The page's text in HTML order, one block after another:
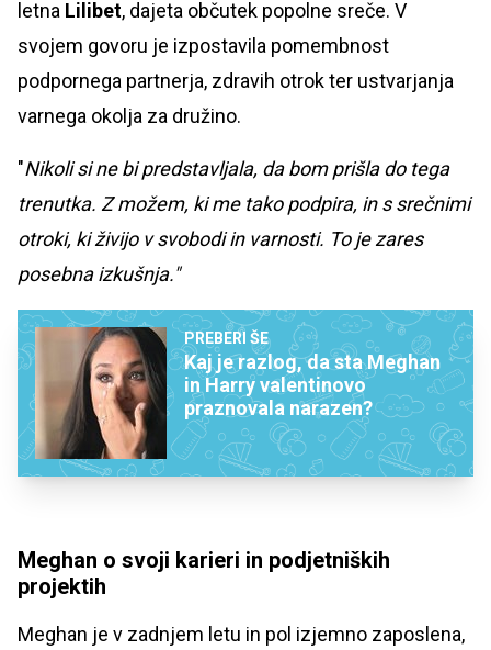
letna Lilibet, dajeta občutek popolne sreče. V
svojem govoru je izpostavila pomembnost
podpornega partnerja, zdravih otrok ter ustvarjanja
varnega okolja za družino.
"Nikoli si ne bi predstavljala, da bom prišla do tega
trenutka. Z možem, ki me tako podpira, in s srečnimi
otroki, ki živijo v svobodi in varnosti. To je zares
posebna izkušnja."
PREBERI ŠE
Kaj je razlog, da sta Meghan
in Harry valentinovo
praznovala narazen?
Meghan o svoji karieri in podjetniških
projektih
Meghan je v zadnjem letu in pol izjemno zaposlena,